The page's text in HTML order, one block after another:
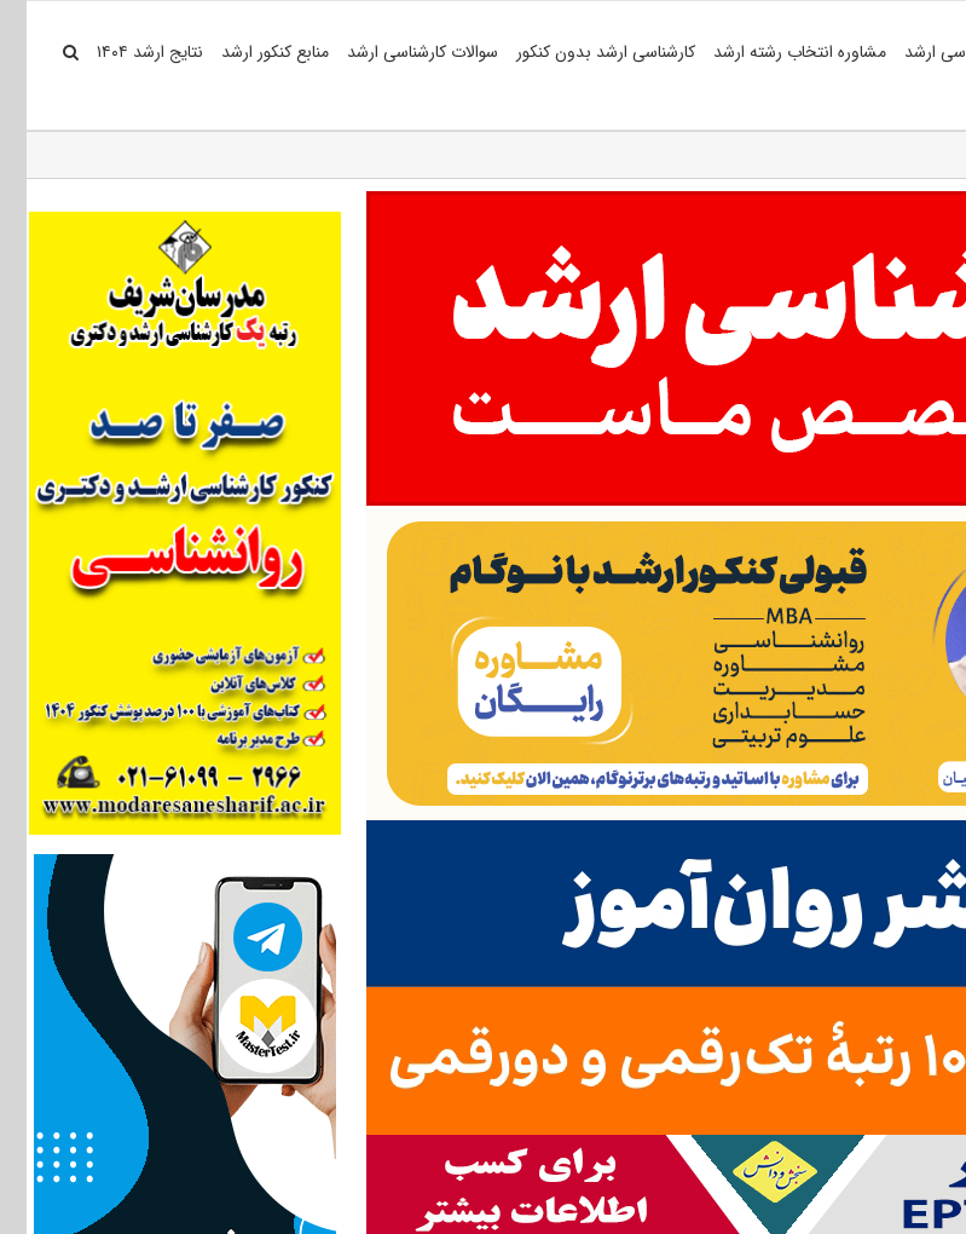
ارشد مشاوره انتخاب رشته ارشد کارشناسی ارشد بدون کنکور سوالات کارشناسی ارشد منابع کنکور ارشد نتایج ارشد ۱۴۰۴